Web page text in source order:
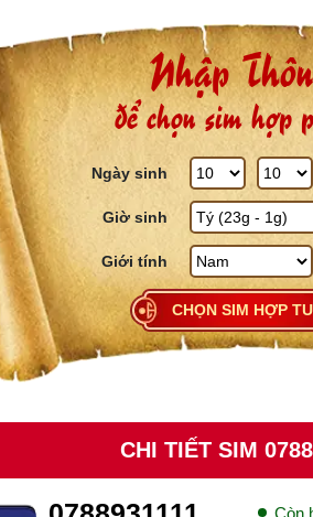
Nhập
để chọn sim hợp
Ngày sinh
Giờ sinh
Giới tính
CHỌN SIM HỢP
CHI TIẾT SIM
Còn